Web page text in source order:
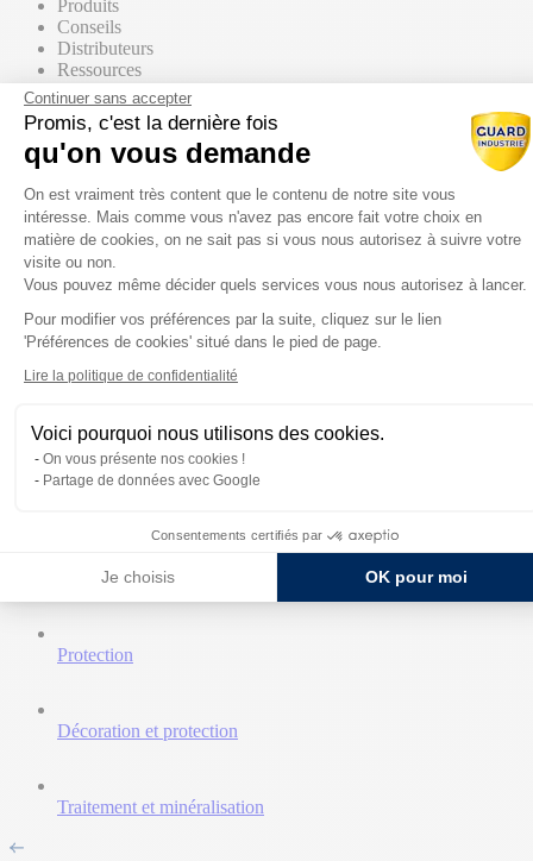
Produits
Conseils
Distributeurs
Ressources
Contact commercial
Nos Produits
Tous les produits
Par supports
Mur / Façade
Toiture
Par gammes
Nettoyant et décapant
Protection
Décoration et protection
Traitement et minéralisation
Continuer sans accepter
Promis, c'est la dernière fois
qu'on vous demande
Plateforme de Gestion du
On est vraiment très content que le contenu de notre site vous
intéresse. Mais comme vous n'avez pas encore fait votre choix en
matière de cookies, on ne sait pas si vous nous autorisez à suivre votre
visite ou non.
Vous pouvez même décider quels services vous nous autorisez à lancer.
Pour modifier vos préférences par la suite, cliquez sur le lien
'Préférences de cookies' situé dans le pied de page.
Lire la politique de confidentialité
Voici pourquoi nous utilisons des cookies.
On vous présente nos cookies !
Partage de données avec Google
Consentements certifiés par
Je choisis OK pour moi
Axeptio consent